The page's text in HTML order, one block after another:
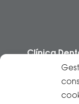
Clínica
Casos/